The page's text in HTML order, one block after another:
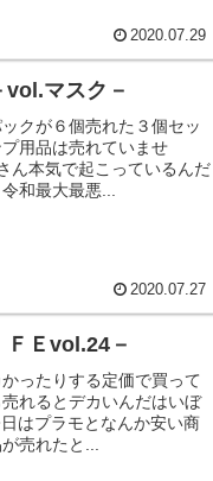
2020.07.29
マスク－
クが６個売れた３個セッ
用品は売れていませ
ん本気で起こっているんだ
和最大最悪...
2020.07.27
Ｅvol.24－
ったりする定価で買って
れるとデカいんだはいぼ
はプラモとなんか安い商
売れたと...